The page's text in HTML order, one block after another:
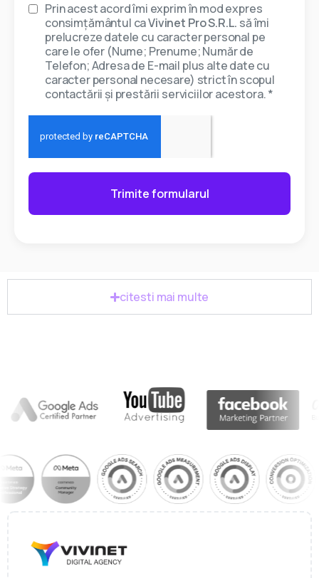
Prin acest acord îmi exprim în mod expres
consimțământul caVivinet Pro S.R.L. să îmi
prelucreze datele cu caracter personal pe
care le ofer (Nume; Prenume; Număr de
Telefon; Adresa de E-mail plus alte date cu
caracter personal necesare) strict în scopul
contactării și prestării serviciilor acestora. *
Trimite formularul
citesti mai multe